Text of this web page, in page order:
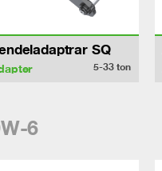
SQ
5-33ton
6